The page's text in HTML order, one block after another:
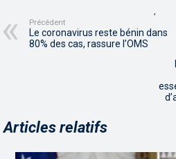
,
Précédent
Le coronavirus reste bénin dans
80% des cas, rassure l’OMS
Articles relatifs